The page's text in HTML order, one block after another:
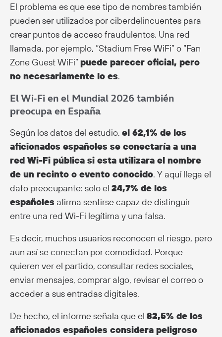
El problema es que ese tipo de nombres también
pueden ser utilizados por ciberdelincuentes para
crear puntos de acceso fraudulentos. Una red
llamada, por ejemplo, “Stadium Free WiFi” o “Fan
Zone Guest WiFi”puede parecer oficial, pero
no necesariamente lo es.
El Wi-Fi en el Mundial 2026 también
preocupa en España
Según los datos del estudio, el 62,1% de los
aficionados españoles se conectaría a una
red Wi-Fi pública si esta utilizara el nombre
de un recinto o evento conocido. Y aquí llega el
dato preocupante: solo el 24,7% de los
españoles afirma sentirse capaz de distinguir
entre una red Wi-Fi legítima y una falsa.
Es decir, muchos usuarios reconocen el riesgo, pero
aun así se conectan por comodidad. Porque
quieren ver el partido, consultar redes sociales,
enviar mensajes, comprar algo, revisar el correo o
acceder a sus entradas digitales.
De hecho, el informe señala que el 82,5% de los
aficionados españoles considera peligroso